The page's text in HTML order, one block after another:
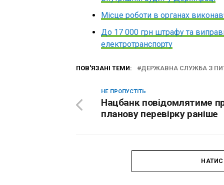
Місце роботи в органах
До 17 000 грн штрафу та
електротранспорту
ПОВ'ЯЗАНІ ТЕМИ: ДЕРЖАВНА СЛУЖБА З
НЕ ПРОПУСТІТЬ
Нацбанк повідомлятиме
планову перевірку раніше